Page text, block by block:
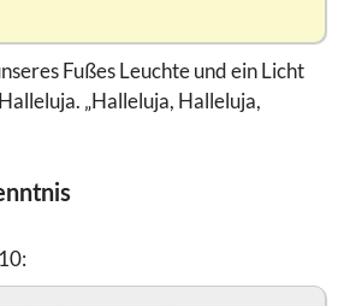
Fußes Leuchte und ein Licht
„Halleluja, Halleluja,